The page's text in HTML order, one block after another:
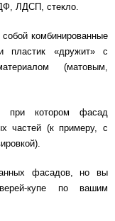
ЛДСП, стекло.
комбинированные
пластик «дружит» с
(матовым,
котором фасад
частей (к примеру, с
фасадов, но вы
купе по вашим